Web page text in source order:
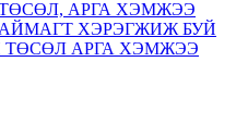
АРГА ХЭМЖЭЭ
ХЭРЭГЖИЖ БУЙ
АРГА ХЭМЖЭЭ